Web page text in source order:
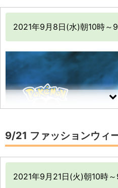
意ください。
また、コレクション
フーパ登場イベン
件ですが、
イベント時間内にク
ば、クリアしておく
るポケモンが変化し
なる可能性がありま
2021年9月8日(水)朝10時～
何者かが呼びよせたのか、
9/21 ファッションウィ
2021年9月21日(火)朝10時